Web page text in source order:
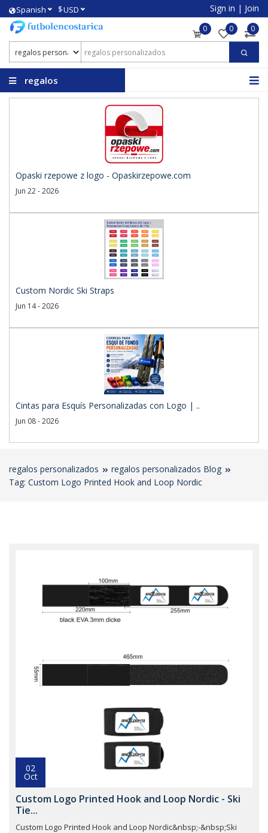
Spanish $USD Sign in | Join
0 0 0
regalos
Opaski rzepowe z logo - Opaskirzepowe.com
Jun 22 - 2026
Custom Nordic Ski Straps
Jun 14 - 2026
Cintas para Esquís Personalizadas con Logo | ..
Jun 08 - 2026
regalos personalizados
regalos personalizados Blog
Tag: Custom Logo Printed Hook and Loop Nordic
02
Oct
Custom Logo Printed Hook and Loop Nordic - Ski
Tie...
Custom Logo Printed Hook and Loop Nordic&nbsp;-&nbsp;Ski